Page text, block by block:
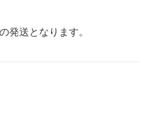
発送となります。